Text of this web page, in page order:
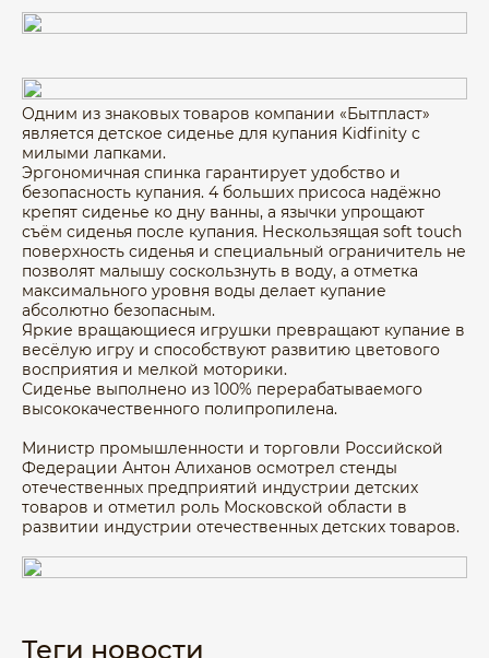
Одним из знаковых товаров компании «Бытпласт»
является детское сиденье для купания Kidfinity с
милыми лапками.
Эргономичная спинка гарантирует удобство и
безопасность купания. 4 больших присоса надёжно
крепят сиденье ко дну ванны, а язычки упрощают
съём сиденья после купания. Нескользящая soft touch
поверхность сиденья и специальный ограничитель не
позволят малышу соскользнуть в воду, а отметка
максимального уровня воды делает купание
абсолютно безопасным.
Яркие вращающиеся игрушки превращают купание в
весёлую игру и способствуют развитию цветового
восприятия и мелкой моторики.
Сиденье выполнено из 100% перерабатываемого
высококачественного полипропилена.
Министр промышленности и торговли Российской
Федерации Антон Алиханов осмотрел стенды
отечественных предприятий индустрии детских
товаров и отметил роль Московской области в
развитии индустрии отечественных детских товаров.
Теги новости